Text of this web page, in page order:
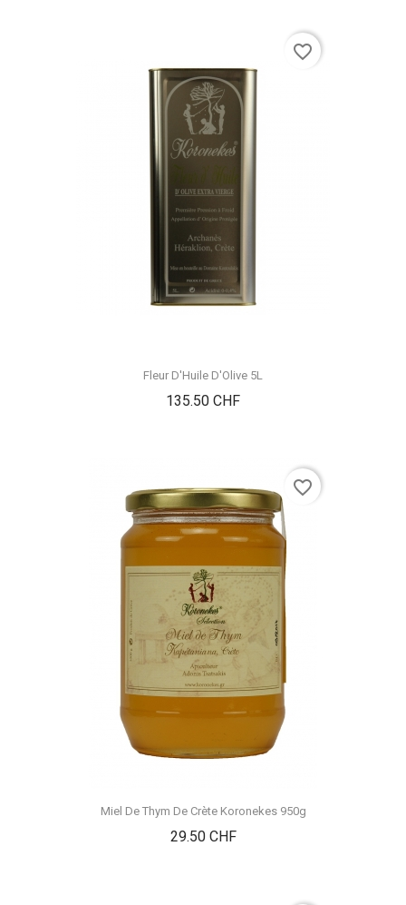
Fleur D'Huile D'Olive 5L
135.50 CHFPrix
favorite_border
Miel De Thym De Crète Koronekes 950g
29.50 CHFPrix
favorite_border